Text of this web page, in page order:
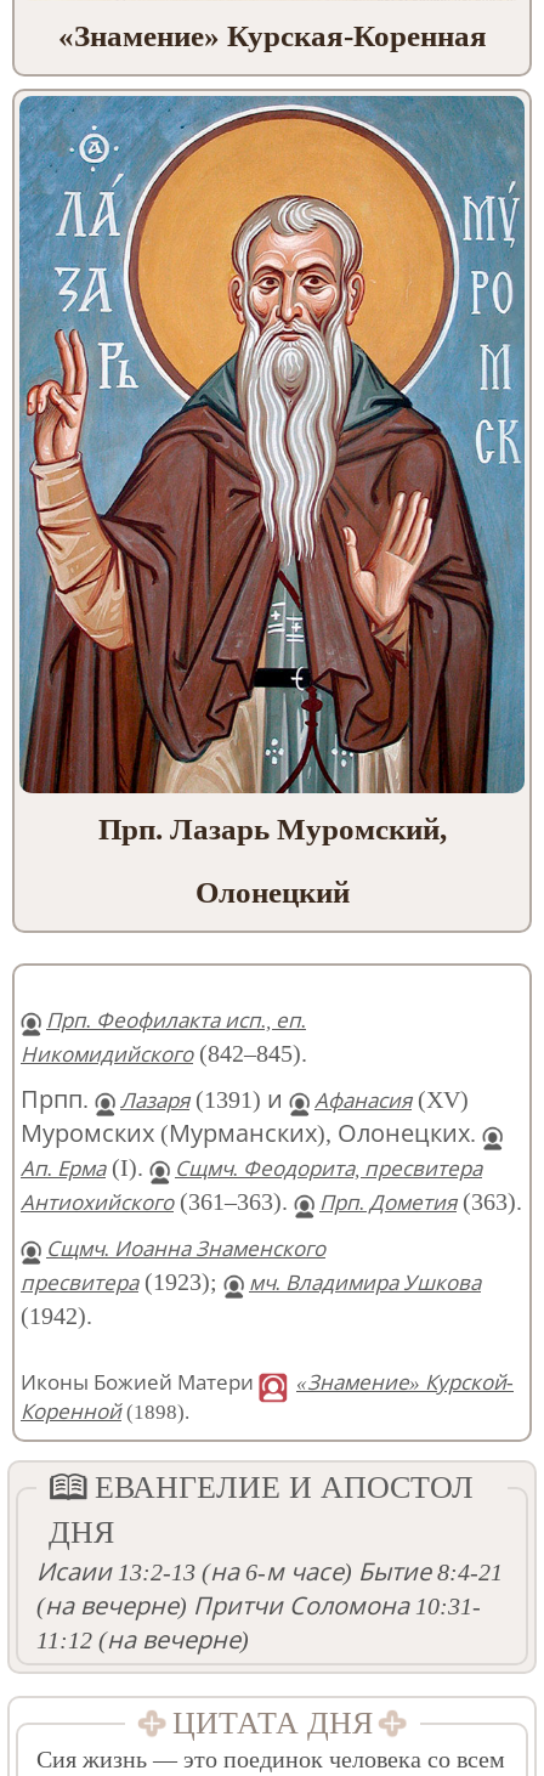
«Знамение» Курская-Коренная
Прп. Лазарь Муромский,
Олонецкий
Прп. Феофилакта исп., еп.
Никомидийского(842–845).
Прпп.
Лазаря(1391) и Афанасия(XV)
Муромских (Мурманских), Олонецких.
Ап. Ерма(I).
Сщмч. Феодорита, пресвитера
Антиохийского(361–363). Прп. Дометия(363).
Сщмч. Иоанна Знаменского
пресвитера(1923); мч. Владимира Ушкова
(1942).
Иконы Божией Матери
«Знамение» Курской-
Коренной(1898).
ЕВАНГЕЛИЕ И АПОСТОЛ
ДНЯ
Исаии 13:2-13(на 6-м часе) Бытие 8:4-21
(на вечерне) Притчи Соломона 10:31-
11:12(на вечерне)
ЦИТАТА ДНЯ
Сия жизнь — это поединок человека со всем